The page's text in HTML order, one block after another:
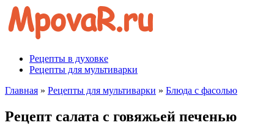
Перейти
контенту
Рецепты в духовке
Рецепты для мультиварки
Главная » Рецепты для мультиварки » Блюда с фасолью
Рецепт салата с говяжьей печенью